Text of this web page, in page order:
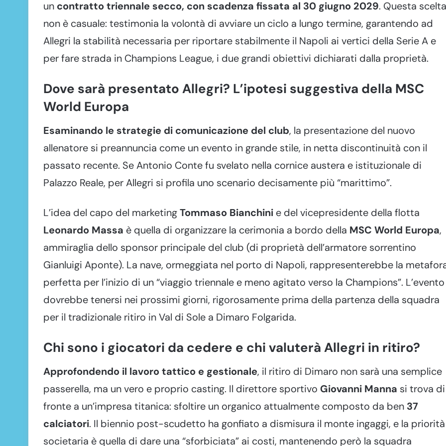
un contratto triennale secco, con scadenza fissata al 30 giugno 2029. Questa scelta
non è casuale: testimonia la volontà di avviare un ciclo a lungo termine, garantendo ad
Allegri la stabilità necessaria per riportare stabilmente il Napoli ai vertici della Serie A e
per fare strada in Champions League, i due grandi obiettivi dichiarati dalla proprietà.
Dove sarà presentato Allegri? L’ipotesi suggestiva della MSC
World Europa
Esaminando le strategie di comunicazione del club, la presentazione del nuovo
allenatore si preannuncia come un evento in grande stile, in netta discontinuità con il
passato recente. Se Antonio Conte fu svelato nella cornice austera e istituzionale di
Palazzo Reale, per Allegri si profila uno scenario decisamente più “marittimo”.
L’idea del capo del marketingTommaso Bianchini e del vicepresidente della flotta
Leonardo Massa è quella di organizzare la cerimonia a bordo della MSC World Europa,
ammiraglia dello sponsor principale del club (di proprietà dell’armatore sorrentino
Gianluigi Aponte). La nave, ormeggiata nel porto di Napoli, rappresenterebbe la
perfetta per l’inizio di un “viaggio triennale e meno agitato verso la Champions”. L’evento
dovrebbe tenersi nei prossimi giorni, rigorosamente prima della partenza della squadra
per il tradizionale ritiro in Val di Sole a Dimaro Folgarida.
Chi sono i giocatori da cedere e chi valuterà Allegri in ritiro?
Approfondendo il lavoro tattico e gestionale, il ritiro di Dimaro non sarà una semplice
passerella, ma un vero e proprio casting. Il direttore sportivo Giovanni Manna si trova di
fronte a un’impresa titanica: sfoltire un organico attualmente composto da ben 37
calciatori. Il biennio post-scudetto ha gonfiato a dismisura il monte ingaggi, e la priorità
societaria è quella di dare una “sforbiciata” ai costi, mantenendo però la squadra